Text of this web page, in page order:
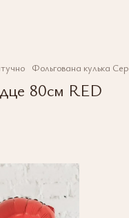
Фольгована кулька
80см RED